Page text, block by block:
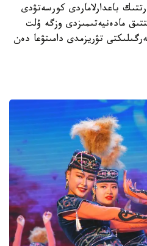
باعدارلاماردى كورسەتۋدى
مادەنيەتىمىزدى وزگە ۇلت
تۋريزمدى دامىتۋعا دەن